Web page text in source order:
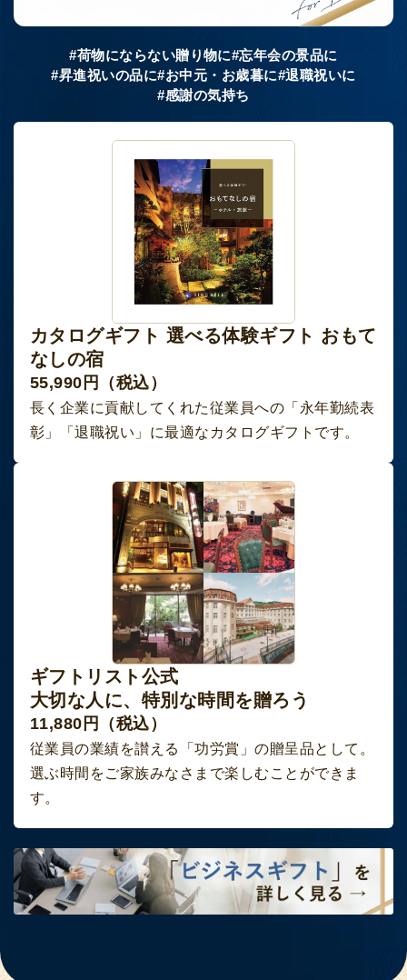
#荷物にならない贈り物に#忘年会の景品に
#昇進祝いの品に#お中元・お歳暮に#退職祝いに
#感謝の気持ち
カタログギフト 選べる体験ギフト おもて
なしの宿
55,990円（税込）
長く企業に貢献してくれた従業員への「永年勤続表
彰」「退職祝い」に最適なカタログギフトです。
ギフトリスト公式
大切な人に、特別な時間を贈ろう
11,880円（税込）
従業員の業績を讃える「功労賞」の贈呈品として。
選ぶ時間をご家族みなさまで楽しむことができま
す。